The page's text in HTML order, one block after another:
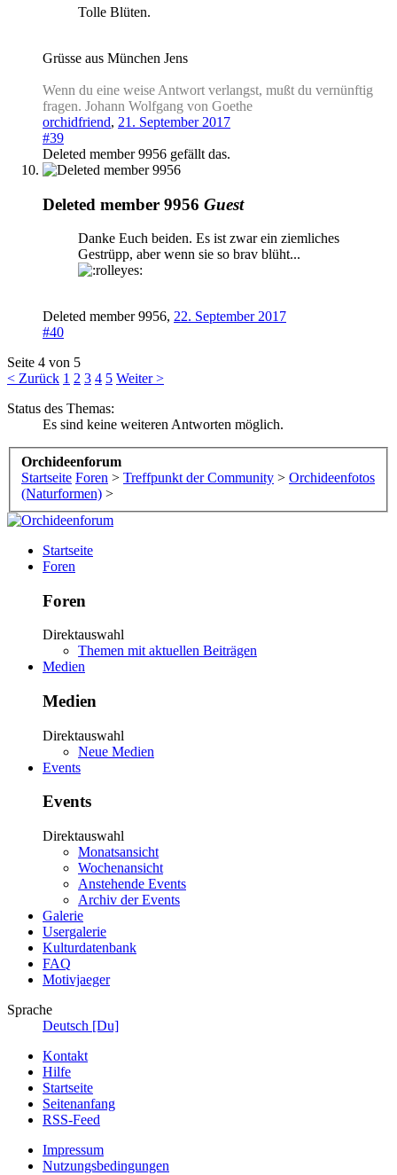
Tolle Blüten.
Grüsse aus München Jens
Wenn du eine weise Antwort verlangst, mußt du vernünftig
fragen. Johann Wolfgang von Goethe
orchidfriend, 21. September 2017
#39
Deleted member 9956 gefällt das.
Deleted member 9956 Guest
Danke Euch beiden. Es ist zwar ein ziemliches
Gestrüpp, aber wenn sie so brav blüht...
Deleted member 9956, 22. September 2017
#40
Seite 4 von 5
< Zurück 1 2 3 4 5 Weiter >
Status des Themas:
Es sind keine weiteren Antworten möglich.
Orchideenforum
Startseite Foren > Treffpunkt der Community > Orchideenfotos
(Naturformen) >
Startseite
Foren
Foren
Direktauswahl
Themen mit aktuellen Beiträgen
Medien
Medien
Direktauswahl
Neue Medien
Events
Events
Direktauswahl
Monatsansicht
Wochenansicht
Anstehende Events
Archiv der Events
Galerie
Usergalerie
Kulturdatenbank
FAQ
Motivjaeger
Sprache
Deutsch [Du]
Kontakt
Hilfe
Startseite
Seitenanfang
RSS-Feed
Impressum
Nutzungsbedingungen